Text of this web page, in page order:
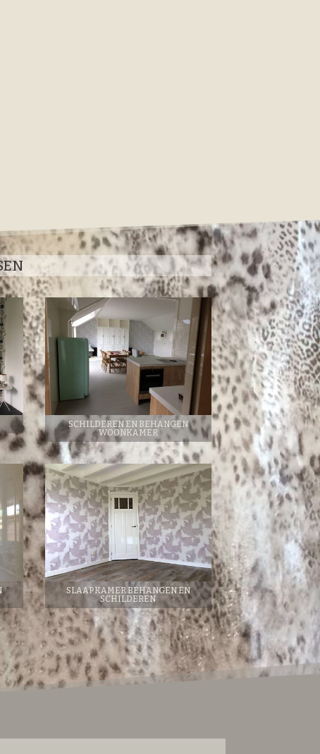
SCHILDEREN EN BEHANGEN
WOONKAMER
SLAAPKAMER BEHANGEN EN
SCHILDEREN